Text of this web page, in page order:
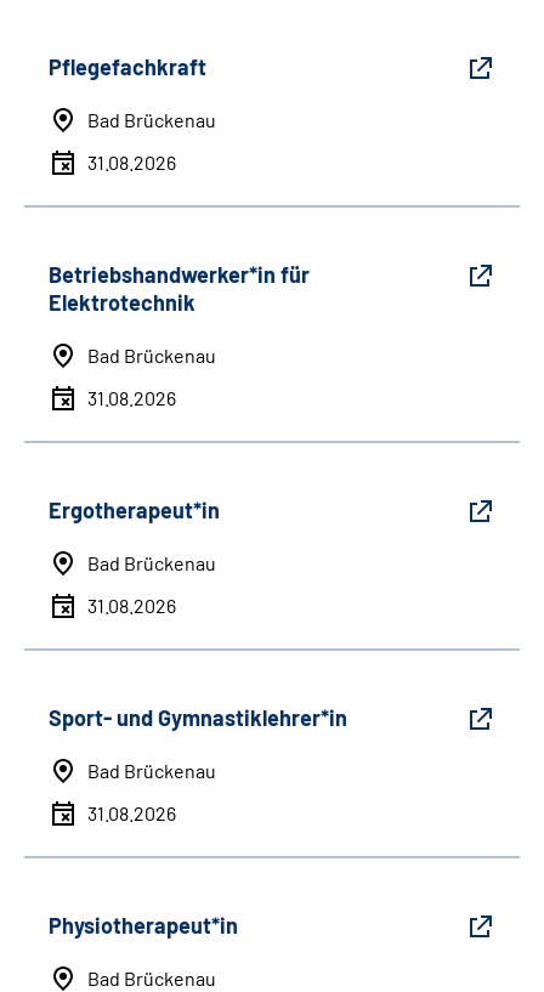
Pflegefachkraft
Bad Brückenau
31.08.2026
Betriebshandwerker*in für
Elektrotechnik
Bad Brückenau
31.08.2026
Ergotherapeut*in
Bad Brückenau
31.08.2026
Sport- und Gymnastiklehrer*in
Bad Brückenau
31.08.2026
Physiotherapeut*in
Bad Brückenau